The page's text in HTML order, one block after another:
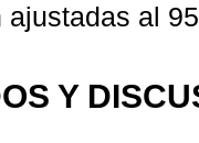
ajustadas al
Y